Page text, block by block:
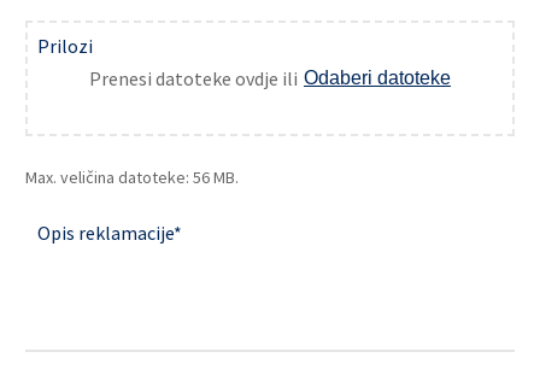
Prilozi
Prenesi datoteke ovdje ili Odaberi datoteke
Max. veličina datoteke: 56 MB.
Opis reklamacije*